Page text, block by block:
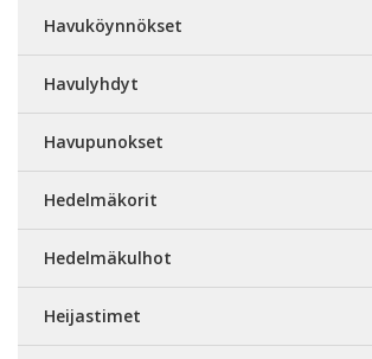
Havuköynnökset
Havulyhdyt
Havupunokset
Hedelmäkorit
Hedelmäkulhot
Heijastimet